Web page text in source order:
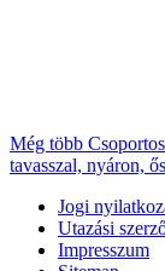
Még több
tavasszal, nyáron,
Jogi
Utazási
Impresszum